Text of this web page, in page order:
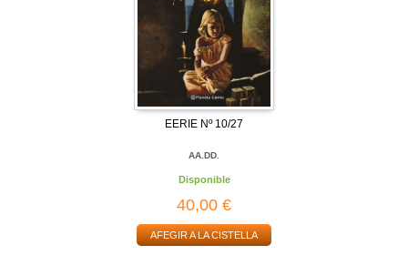
EERIE Nº 10/27
AA.DD.
Disponible
40,00 €
AFEGIR A LA CISTELLA